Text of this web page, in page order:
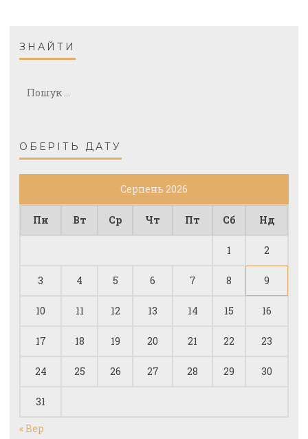
ЗНАЙТИ
ОБЕРІТЬ ДАТУ
Серпень 2026
Пн Вт Ср Чт Пт Сб Нд
1 2
3 4 5 6 7 8 9
10 11 12 13 14 15 16
17 18 19 20 21 22 23
24 25 26 27 28 29 30
31
« Вер